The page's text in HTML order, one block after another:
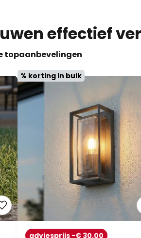
effectief
topaanbevelingen
% korting in bulk
adviesprijs -€ 30,00